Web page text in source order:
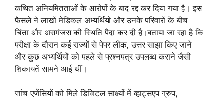
कथित अनियमितताओं के आरोपों के बाद रद्द कर दिया गया है। इस
फैसले ने लाखों मेडिकल अभ्यर्थियों और उनके परिवारों के बीच
चिंता और असमंजस की स्थिति पैदा कर दी है।बताया जा रहा है कि
परीक्षा के दौरान कई राज्यों से पेपर लीक, उत्तर साझा किए जाने
और कुछ अभ्यर्थियों को पहले से प्रश्नपत्र उपलब्ध कराने जैसी
शिकायतें सामने आई थीं।
जांच एजेंसियों को मिले डिजिटल साक्ष्यों में व्हाट्सएप ग्रुप,